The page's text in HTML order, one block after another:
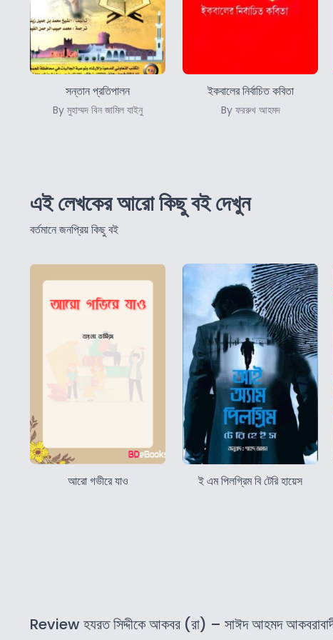
সন্তান প্রতিপালন
By মুহাম্মদ বিন জামিল যাইনু
ইকবালের নির্বাচিত কবিতা
By ফররুখ আহমদ
এই লেখকের আরো কিছু বই দেখুন
বর্তমানে জনপ্রিয় কিছু বই
আরো গভীরে যাও ই এম পিলগ্রিম বি টেরি হায়েস
Review হযরত সিদ্দীকে আকবর (রা) – সাঈদ আহমদ